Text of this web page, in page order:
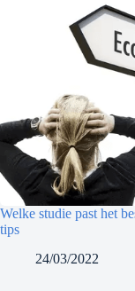
Welke studie past het
tips
24/03/2022